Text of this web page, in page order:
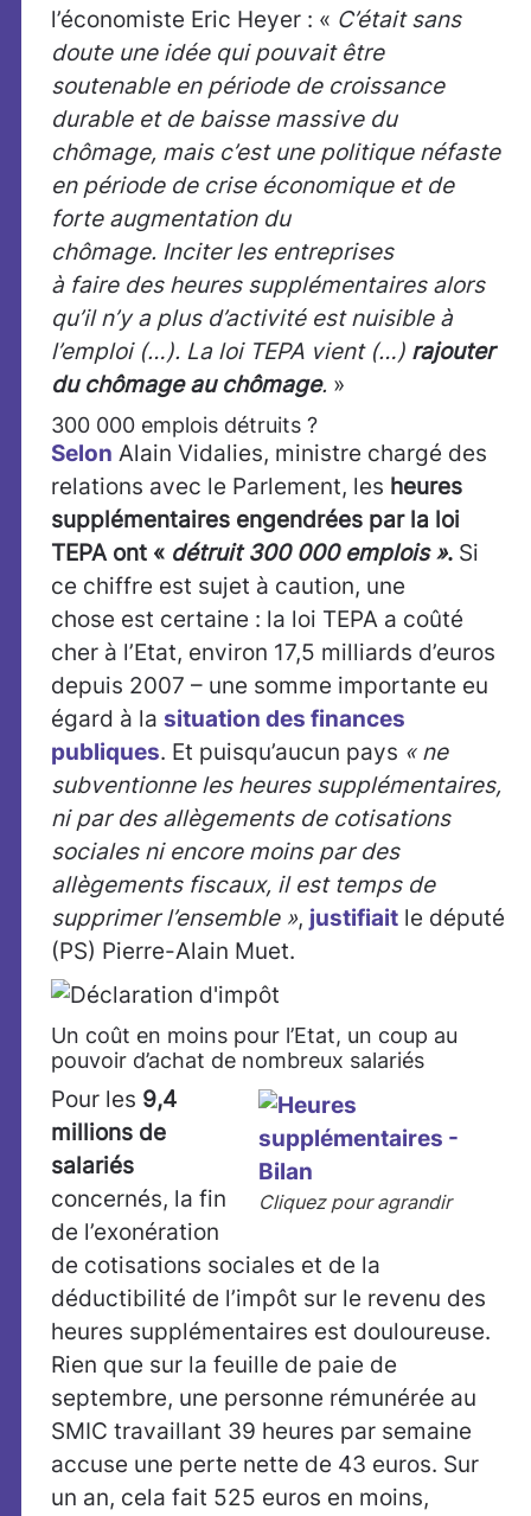
l’économiste Eric Heyer : « C’était sans
doute une idée qui pouvait être
soutenable en période de croissance
durable et de baisse massive du
chômage, mais c’est une politique néfaste
en période de crise économique et de
forte augmentation du
chômage. Inciter les entreprises
à faire des heures supplémentaires alors
qu’il n’y a plus d’activité est nuisible à
l’emploi (…). La loi TEPA vient (…) rajouter
du chômage au chômage. »
300 000 emplois détruits ?
Selon Alain Vidalies, ministre chargé des
relations avec le Parlement, les heures
supplémentaires engendrées par la loi
TEPA ont « détruit 300 000 emplois ». Si
ce chiffre est sujet à caution, une
chose est certaine : la loi TEPA a coûté
cher à l’Etat, environ 17,5 milliards d’euros
depuis 2007 – une somme importante eu
égard à la situation des finances
publiques. Et puisqu’aucun pays « ne
subventionne les heures supplémentaires,
ni par des allègements de cotisations
sociales ni encore moins par des
allègements fiscaux, il est temps de
supprimer l’ensemble », justifiait le député
(PS) Pierre-Alain Muet.
Un coût en moins pour l’Etat, un coup au
pouvoir d’achat de nombreux salariés
Cliquez pour agrandir
Pour les 9,4
millions de
salariés
concernés, la fin
de l’exonération
de cotisations sociales et de la
déductibilité de l’impôt sur le revenu des
heures supplémentaires est douloureuse.
Rien que sur la feuille de paie de
septembre, une personne rémunérée au
SMIC travaillant 39 heures par semaine
accuse une perte nette de 43 euros. Sur
un an, cela fait 525 euros en moins,